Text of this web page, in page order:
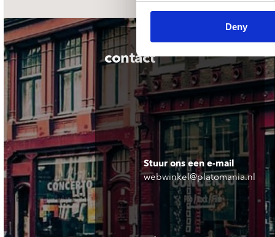
Deny
contact
Stuur ons een e-mail
webwinkel@platomania.nl